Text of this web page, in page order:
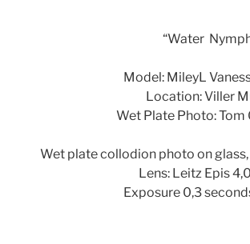
“Water
Model: MileyL
Location: Viller
Wet Plate Photo: Tom
Wet plate collodion photo on
Lens: Leitz Epis
Exposure 0,3